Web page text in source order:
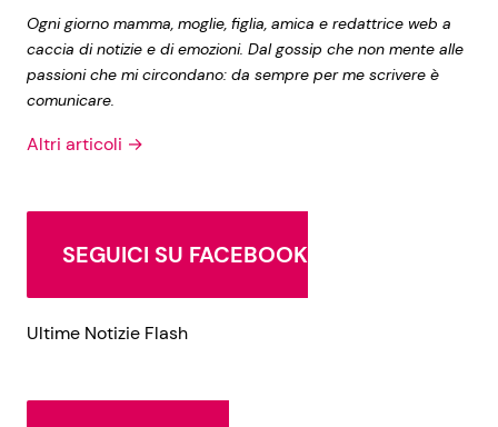
Ogni giorno mamma, moglie, figlia, amica e redattrice web a
caccia di notizie e di emozioni. Dal gossip che non mente alle
passioni che mi circondano: da sempre per me scrivere è
comunicare.
Altri articoli →
SEGUICI SU FACEBOOK
Ultime Notizie Flash